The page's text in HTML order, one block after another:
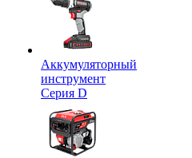
Аккумуляторный
инструмент
Серия D